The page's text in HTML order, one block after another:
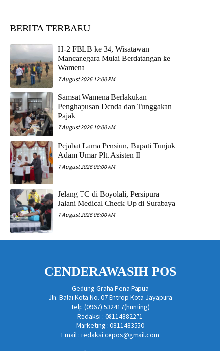
BERITA TERBARU
H-2 FBLB ke 34, Wisatawan
Mancanegara Mulai Berdatangan ke
Wamena
7 August 2026 12:00 PM
Samsat Wamena Berlakukan
Penghapusan Denda dan Tunggakan
Pajak
7 August 2026 10:00 AM
Pejabat Lama Pensiun, Bupati Tunjuk
Adam Umar Plt. Asisten II
7 August 2026 08:00 AM
Jelang TC di Boyolali, Persipura
Jalani Medical Check Up di Surabaya
7 August 2026 06:00 AM
CENDERAWASIH POS
Gedung Graha Pena Papua
Jln. Balai Kota No. 07 Entrop Kota Jayapura
Telp (0967) 532417(hunting)
Redaksi : 08114882271
Marketing : 0811483550
Email : redaksi.cepos@gmail.com